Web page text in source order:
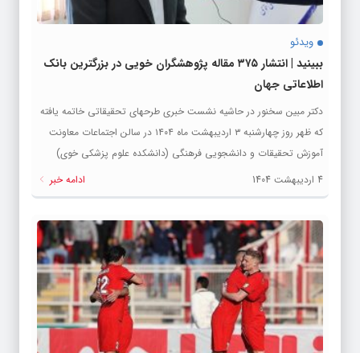
ویدئو
ببینید | انتشار ۳۷۵ مقاله پژوهشگران خویی در بزرگترین بانک
اطلاعاتی جهان
دکتر مبین سخنور در حاشیه نشست خبری طرحهای تحقیقاتی خاتمه یافته
که ظهر روز چهارشنبه ۳ اردیبهشت ماه ۱۴۰۴ در سالن اجتماعات معاونت
آموزش تحقیقات و دانشجویی فرهنگی (دانشکده علوم پزشکی خوی)
برگزار شد، در گفتگوی اختصاصی با خبرنگار آژانس خبری تحلیلی
“خبرخوی“، اظهار داشت : از ۳۷۵ مقاله انتشار یافته در پایگاه اطلاعاتی
ارجاع قرار گرفته است. وی با بیان اینکه حداقل ۲۱ درصد از مقالات انتشار
یافته دارای یک نفر نویسنده خارج از ایران و با همکاری بین المللی انجام
شده است، افزود :...
4 اردیبهشت 1404 ادامه خبر